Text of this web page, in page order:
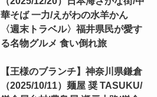
華そば 一力/えがわの水羊かん
〈週末トラベル〉福井県民が愛す
る名物グルメ 食い倒れ旅
【王様のブランチ】神奈川県鎌倉
（2025/10/11）麺屋 奨 TASUKU/